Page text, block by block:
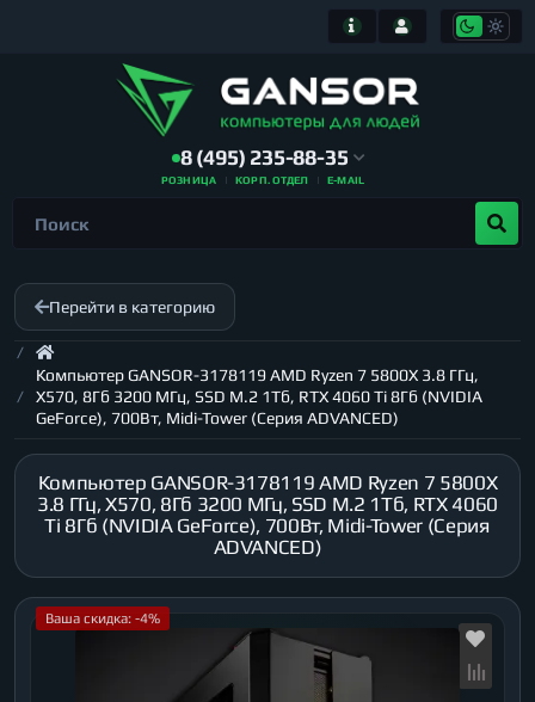
8 (495) 235-88-35
РОЗНИЦА КОРП. ОТДЕЛ E-MAIL
Перейти в категорию
Компьютер GANSOR-3178119 AMD Ryzen 7 5800X 3.8 ГГц,
X570, 8Гб 3200 МГц, SSD M.2 1Тб, RTX 4060 Ti 8Гб (NVIDIA
GeForce), 700Вт, Midi-Tower (Серия ADVANCED)
Компьютер GANSOR-3178119 AMD Ryzen 7 5800X
3.8 ГГц, X570, 8Гб 3200 МГц, SSD M.2 1Тб, RTX 4060
Ti 8Гб (NVIDIA GeForce), 700Вт, Midi-Tower (Серия
ADVANCED)
Ваша скидка: -4%